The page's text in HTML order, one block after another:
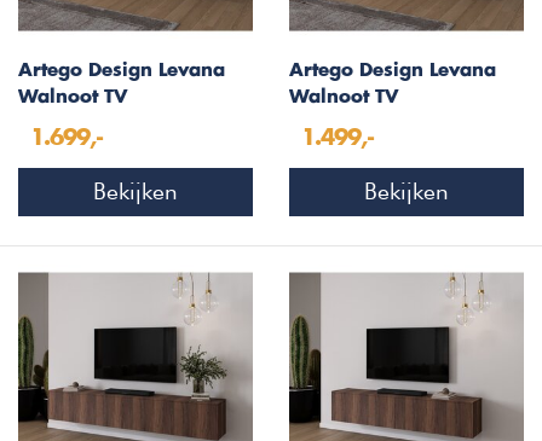
Artego Design Levana
Walnoot TV
1.699,-
Bekijken
Artego Design Levana
Walnoot TV
1.499,-
Bekijken